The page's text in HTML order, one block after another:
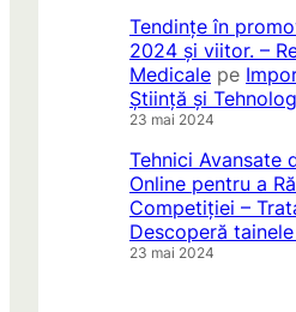
Tendințe în
2024 și viitor. –
Medicale pe
Știință și
23 mai 2024
Tehnici Avansate
Online pentru a
Competiției –
Descoperă
23 mai 2024